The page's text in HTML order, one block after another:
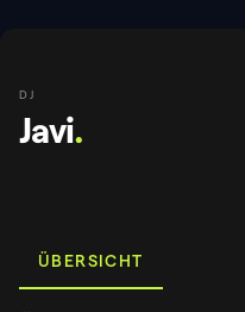
DJ
Javi.
ÜBERSICHT